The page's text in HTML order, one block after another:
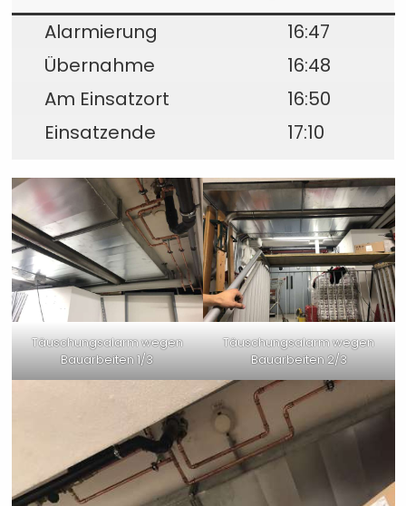
Alarmierung
16:47
Übernahme
16:48
Am Einsatzort
16:50
Einsatzende
17:10
Täuschungsalarm wegen
Bauarbeiten 1/3
Täuschungsalarm wegen
Bauarbeiten 2/3